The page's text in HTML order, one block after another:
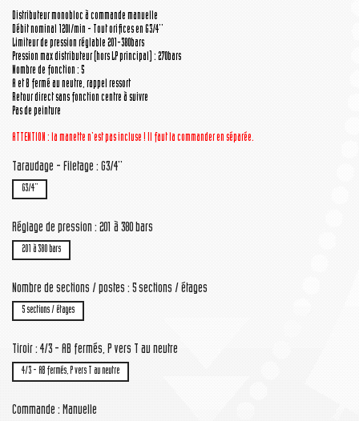
Distributeur monobloc à commande manuelle
Débit nominal 120l/min - Tout orifices en G3/4''
Limiteur de pression réglable 201-380bars
Pression max distributeur (hors LP principal) : 270bars
Nombre de fonction : 5
A et B fermé au neutre, rappel ressort
Retour direct sans fonction centre à suivre
Pas de peinture
ATTENTION : la manette n'est pas incluse ! Il faut la commander en séparée.
Taraudage - Filetage : G3/4''
G3/4''
Réglage de pression : 201 à 380 bars
201 à 380 bars
Nombre de sections / postes : 5 sections / étages
5 sections / étages
Tiroir : 4/3 - AB fermés, P vers T au neutre
4/3 - AB fermés, P vers T au neutre
Commande : Manuelle